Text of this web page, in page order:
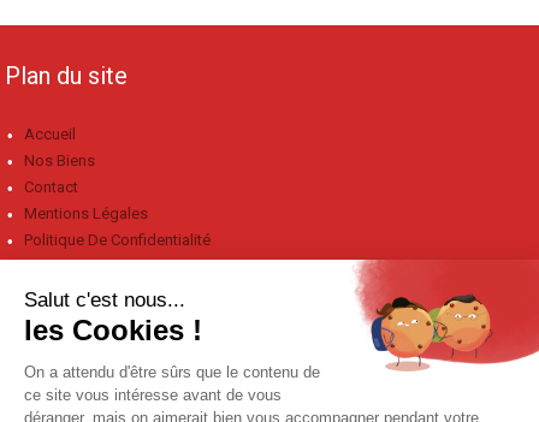
Plan du site
Accueil
Nos Biens
Contact
Mentions Légales
Politique De Confidentialité
Coordonnées
contact@aliceimmo.fr